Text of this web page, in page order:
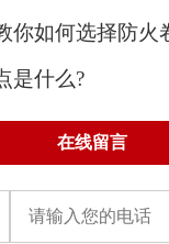
你如何选择防火
是什么?
在线留言